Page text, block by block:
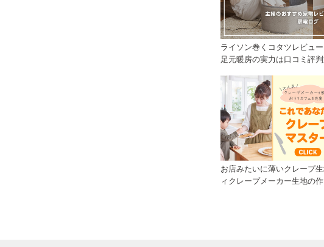
ライソン巻くコタツレビュ
足元暖房の実力は口コミ評判
お店みたいに薄いクレープ
ィクレープメーカー生地の